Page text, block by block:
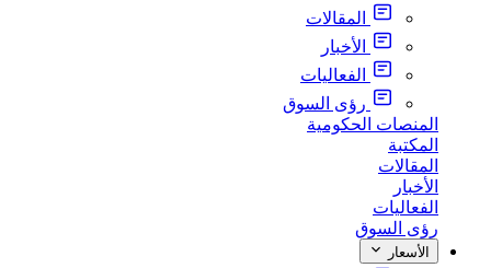
المقالات
الأخبار
الفعاليات
رؤى السوق
المنصات الحكومية
المكتبة
المقالات
الأخبار
الفعاليات
رؤى السوق
الأسعار